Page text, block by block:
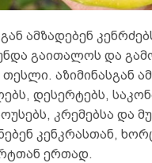
ამზადებენ
გაითალოს და
აზიმინასგან
დესერტებს,
კრემებსა და
კენკრასთან,
ერთად.